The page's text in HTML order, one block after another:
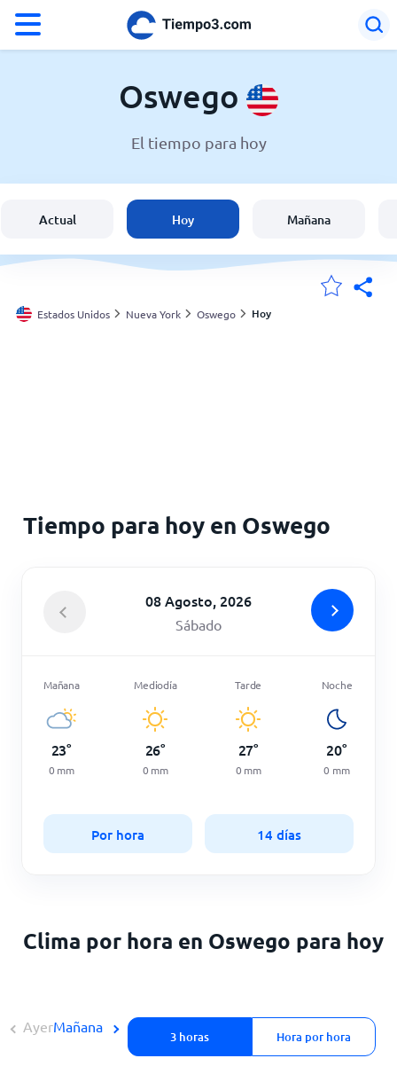
El clima en Oswego
España
Argentina
Oswego
El tiempo para hoy
Actual Hoy Mañana
Estados Unidos Nueva York Oswego Hoy
Tiempo para hoy en Oswego
08 Agosto, 2026
Sábado
Mañana
23°
0 mm
Mediodía
26°
0 mm
Tarde
27°
0 mm
Noche
20°
0 mm
Por hora 14 días
Clima por hora en Oswego para hoy
Ayer
3 horas Hora por hora
Mañana